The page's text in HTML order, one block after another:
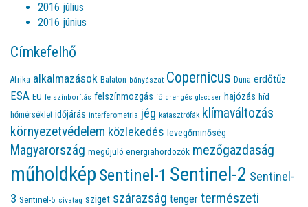
2016 július
2016 június
Címkefelhő
Afrika alkalmazások Balaton bányászat Copernicus Duna erdőtűz
ESA EU felszínborítás felszínmozgás földrengés gleccser hajózás híd
hőmérséklet időjárás interferometria jég katasztrófák klímaváltozás
környezetvédelem közlekedés levegőminőség
Magyarország megújuló energiahordozók mezőgazdaság
műholdkép Sentinel-1 Sentinel-2 Sentinel-
3 Sentinel-5 sivatag sziget szárazság tenger természeti